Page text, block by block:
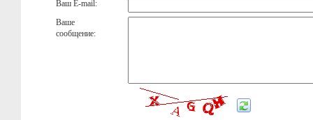
Ваш E-mail:
Ваше
сообщение: